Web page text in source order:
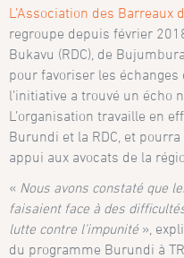
L’Association des Barreaux
regroupe depuis février
Bukavu (RDC), de
pour favoriser les échanges
l’initiative a trouvé un écho
L’organisation travaille en
Burundi et la RDC, et
appui aux avocats de la
« Nous avons constaté que
faisaient face à des
lutte contre l’impunité »,
du programme Burundi à